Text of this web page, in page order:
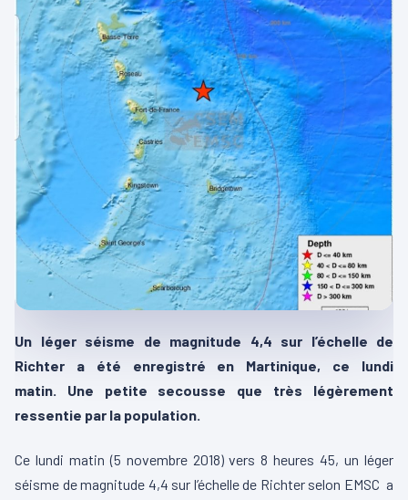
Un léger séisme de magnitude 4,4 sur l’échelle de
Richter a été enregistré en Martinique, ce lundi
matin. Une petite secousse que très légèrement
ressentie par la population.
Ce lundi matin (5 novembre 2018) vers 8 heures 45, un léger
séisme de magnitude 4,4 sur l’échelle de Richter selon EMSC a